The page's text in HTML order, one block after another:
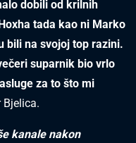
dobili od krilnih
tada kao ni Marko
bili na svojoj top razini.
suparnik bio vrlo
za to što mi
Bjelica.
kanale nakon